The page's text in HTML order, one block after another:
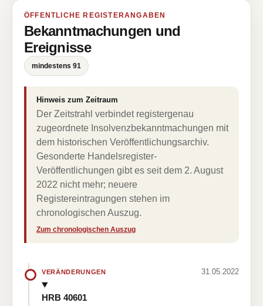
ÖFFENTLICHE REGISTERANGABEN
Bekanntmachungen und
Ereignisse
mindestens 91
Hinweis zum Zeitraum
Der Zeitstrahl verbindet registergenau
zugeordnete Insolvenzbekanntmachungen mit
dem historischen Veröffentlichungsarchiv.
Gesonderte Handelsregister-
Veröffentlichungen gibt es seit dem 2. August
2022 nicht mehr; neuere
Registereintragungen stehen im
chronologischen Auszug.
Zum chronologischen Auszug
VERÄNDERUNGEN 31.05.2022
HRB 40601